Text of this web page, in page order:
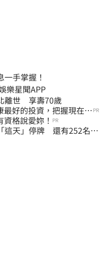
手掌握！
刻下載娛樂星聞APP
離世 享壽70歲
最好的投資，把握現在不 PR
格說愛妳！ PR
這天」停牌 還有252名千